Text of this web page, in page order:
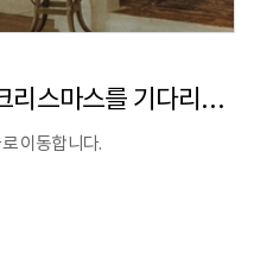
[playlist] D-31다가오는 크리스마스를 기다리는 당신을 위한 음악
이동합니다.